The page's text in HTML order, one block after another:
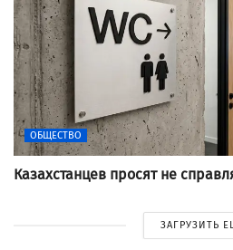
ОБЩЕСТВО
Казахстанцев просят не
ЗАГРУЗИТЬ